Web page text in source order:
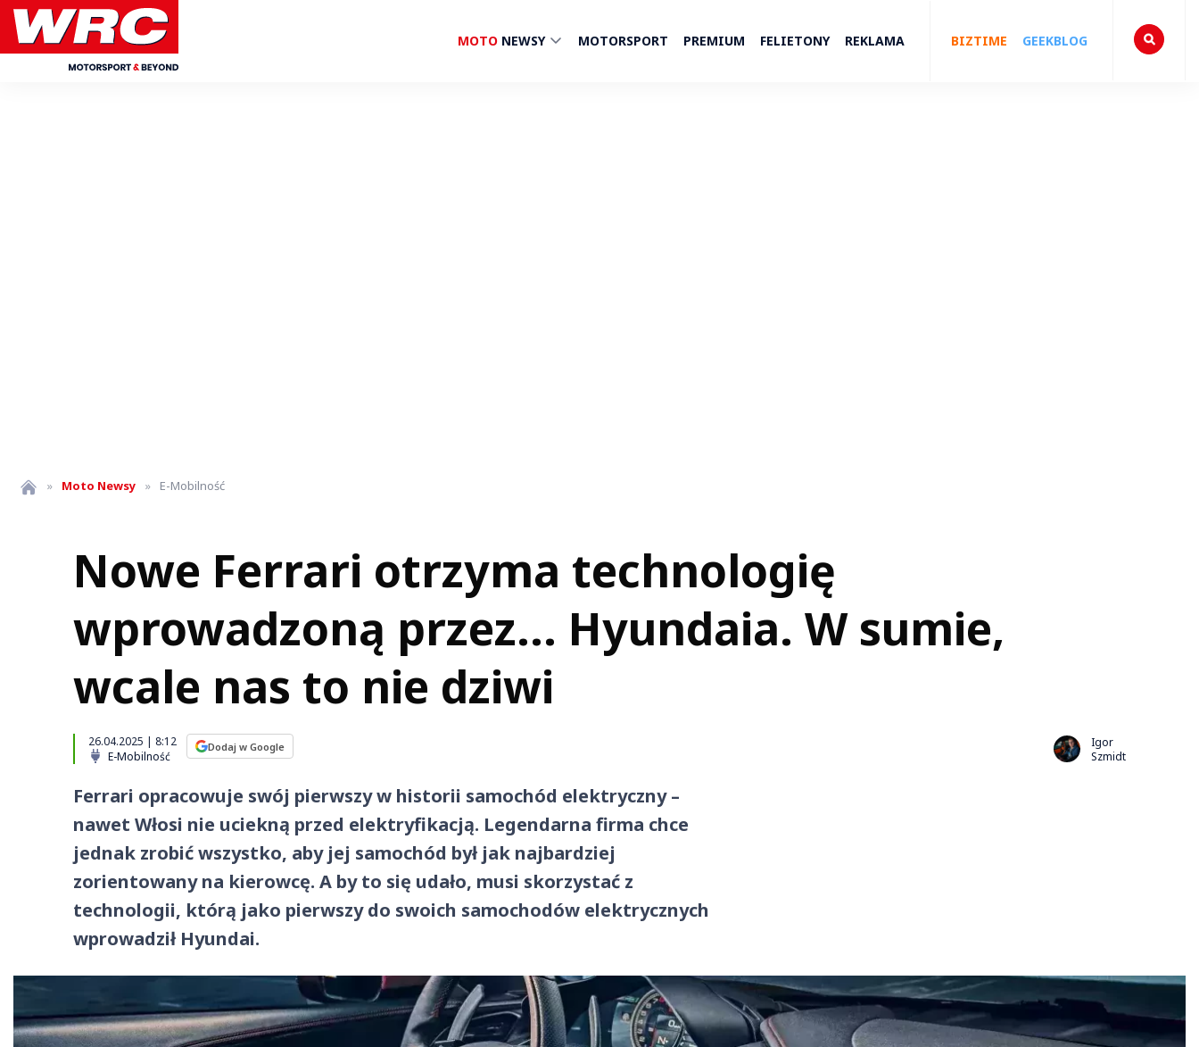
MOTO NEWSY MOTORSPORT PREMIUM FELIETONY REKLAMA BIZTIME GEEKBLOG
» Moto Newsy » E-Mobilność
Nowe Ferrari otrzyma technologię
wprowadzoną przez... Hyundaia. W sumie,
wcale nas to nie dziwi
26.04.2025 | 8:12
E-Mobilność
Dodaj w Google
Igor
Szmidt
Ferrari opracowuje swój pierwszy w historii samochód elektryczny –
nawet Włosi nie uciekną przed elektryfikacją. Legendarna firma chce
jednak zrobić wszystko, aby jej samochód był jak najbardziej
zorientowany na kierowcę. A by to się udało, musi skorzystać z
technologii, którą jako pierwszy do swoich samochodów elektrycznych
wprowadził Hyundai.